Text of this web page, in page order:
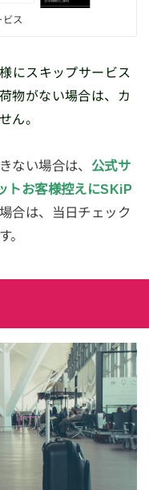
ス
にスキップサービス
物がない場合は、カ
ん。
ない場合は、 公式サ
トお客様控えにSKiP
合は、当日チェック
。